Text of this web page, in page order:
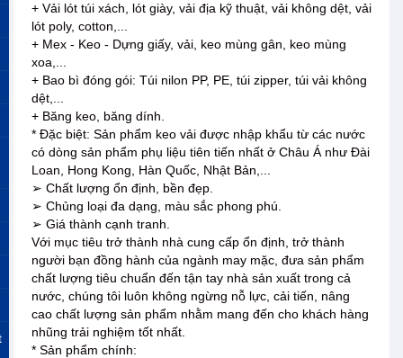
+ Vải lót túi xách, lót giày, vải địa kỹ thuật, vải không dệt, vải
lót poly, cotton,...
+ Mex - Keo - Dựng giấy, vải, keo mùng gân, keo mùng
xoa,...
+ Bao bì đóng gói: Túi nilon PP, PE, túi zipper, túi vải không
dệt,...
+ Băng keo, băng dính.
* Đặc biệt: Sản phẩm keo vải được nhập khẩu từ các nước
có dòng sản phẩm phụ liệu tiên tiến nhất ở Châu Á như Đài
Loan, Hong Kong, Hàn Quốc, Nhật Bản,...
➢ Chất lượng ổn định, bền đẹp.
➢ Chủng loại đa dạng, màu sắc phong phú.
➢ Giá thành cạnh tranh.
Với mục tiêu trở thành nhà cung cấp ổn định, trở thành
người bạn đồng hành của ngành may mặc, đưa sản phẩm
chất lượng tiêu chuẩn đến tận tay nhà sản xuất trong cả
nước, chúng tôi luôn không ngừng nỗ lực, cải tiến, nâng
cao chất lượng sản phẩm nhằm mang đến cho khách hàng
nhũng trải nghiệm tốt nhất.
* Sản phẩm chính: